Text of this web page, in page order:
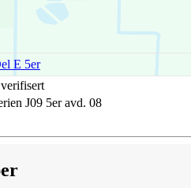
E 5er
J09 5er avd. 08